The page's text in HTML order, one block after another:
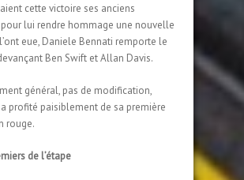
cette victoire ses anciens
pour lui rendre hommage une nouvelle
eue, Daniele Bennati remporte le
Ben Swift et Allan Davis.
général, pas de modification,
profité paisiblement de sa première
rouge.
de l’étape